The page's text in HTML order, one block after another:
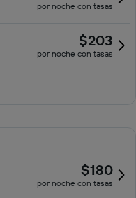
por noche con tasas
$203
por noche con tasas
$180
por noche con tasas